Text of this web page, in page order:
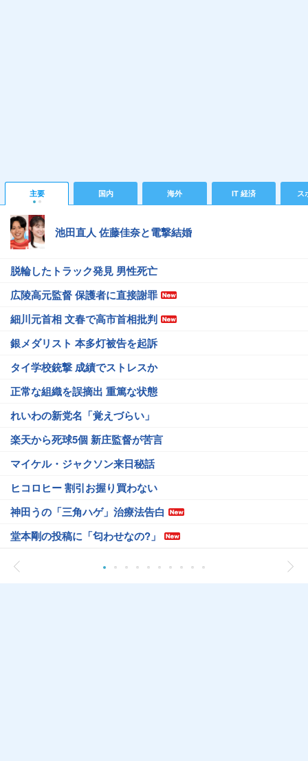
主要 国内 海外 IT 経済 ス
池田直人 佐藤佳奈と電撃結婚
脱輪したトラック発見 男性死亡
広陵高元監督 保護者に直接謝罪
細川元首相 文春で高市首相批判
銀メダリスト 本多灯被告を起訴
タイ学校銃撃 成績でストレスか
正常な組織を誤摘出 重篤な状態
れいわの新党名「覚えづらい」
楽天から死球5個 新庄監督が苦言
マイケル・ジャクソン来日秘話
ヒコロヒー 割引お握り買わない
神田うの「三角ハゲ」治療法告白
堂本剛の投稿に「匂わせなの?」